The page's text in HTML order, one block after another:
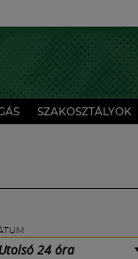
SZAKOSZTÁLYOK
Utolsó 24 óra